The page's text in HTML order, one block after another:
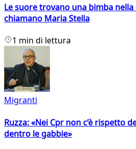
Le suore trovano una bimba nella
chiamano Maria Stella
1 min di lettura
Migranti
Ruzza: «Nei Cpr non c’è rispetto
dentro le gabbie»